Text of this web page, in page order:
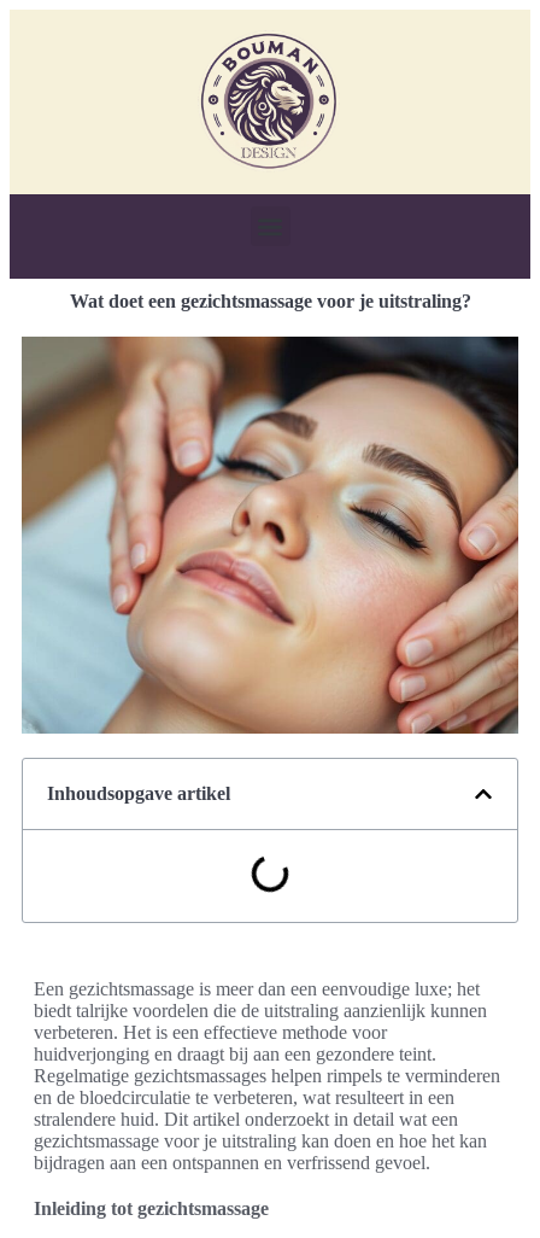
Wat doet een gezichtsmassage voor je uitstraling?
Inhoudsopgave artikel
Een gezichtsmassage is meer dan een eenvoudige luxe; het
biedt talrijke voordelen die de uitstraling aanzienlijk kunnen
verbeteren. Het is een effectieve methode voor
huidverjonging en draagt bij aan een gezondere teint.
Regelmatige gezichtsmassages helpen rimpels te verminderen
en de bloedcirculatie te verbeteren, wat resulteert in een
stralendere huid. Dit artikel onderzoekt in detail wat een
gezichtsmassage voor je uitstraling kan doen en hoe het kan
bijdragen aan een ontspannen en verfrissend gevoel.
Inleiding tot gezichtsmassage